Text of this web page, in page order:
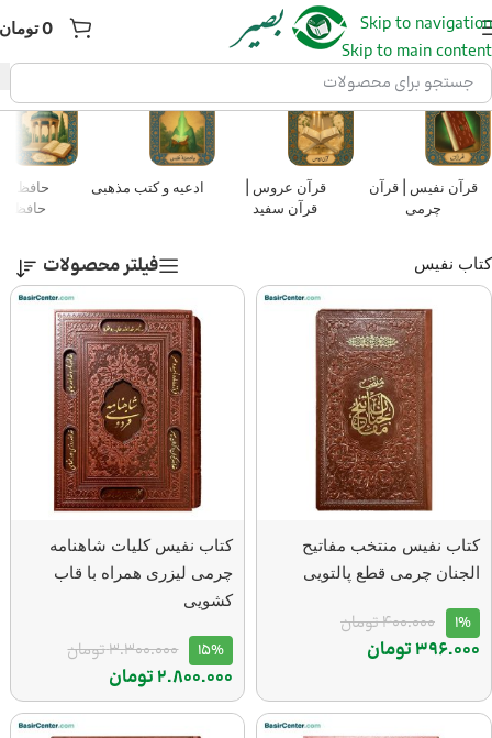
Skip to navigation
Skip to main content
0
قرآن نفیس | قرآن
چرمی
قرآن عروس |
قرآن سفید
ادعیه و کتب مذهبی
حافظ
حافظ
کتاب نفیس فیلتر محصولات
کتاب نفیس منتخب مفاتیح
الجنان چرمی قطع پالتویی
1%
400.000تومان
396.000تومان
کتاب نفیس کلیات شاهنامه
چرمی لیزری همراه با قاب
کشویی
15%
3.300.000تومان
2.800.000تومان